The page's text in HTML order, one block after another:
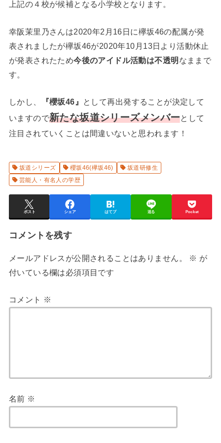
上記の４校が候補となる小学校となります。
幸阪茉里乃さんは2020年2月16日に欅坂46の配属が発
表されましたが欅坂46が2020年10月13日より活動休止
が発表されたため今後のアイドル活動は不透明 なままで
す。
しかし、 『櫻坂46』
として再出発することが決定して
いますので新たな坂道シリーズメンバーとして
注目されていくことは間違いないと思われます！
坂道シリーズ 櫻坂46(欅坂46)
坂道研修生
芸能人・有名人の学歴
ポスト シェア はてブ 送る Pocket
コメントを残す
メールアドレスが公開されることはありません。 ※ が
付いている欄は必須項目です
コメント ※
名前 ※